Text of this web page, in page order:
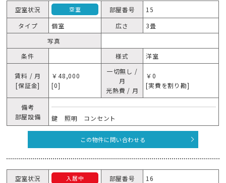
空室状況 空室 部屋番号
15
タイプ
個室 広さ
3畳
写真
条件
様式 洋室
賃料 / 月
[保証金]
￥48,000
[0]
一切無し /
月
光熱費 / 月
￥0
[実費を割り勘]
備考
部屋設備
鍵 照明 コンセント
この物件に問い合わせる
空室状況 入居中 部屋番号
16